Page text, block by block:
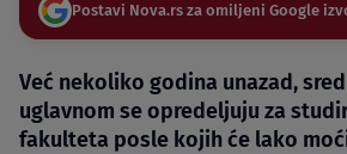
Postavi Nova.rs za omiljeni Google
Već nekoliko godina unazad,
uglavnom se opredeljuju za
fakulteta posle kojih će lako